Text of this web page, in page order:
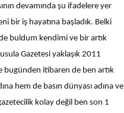
devamında şu ifadelere yer
bir iş hayatına başladık. Belki
buldum kendimi ve bir artık
Gazetesi yaklaşık 2011
bugünden itibaren de ben artık
hem de basın dünyası adına ve
kolay değil ben son 1